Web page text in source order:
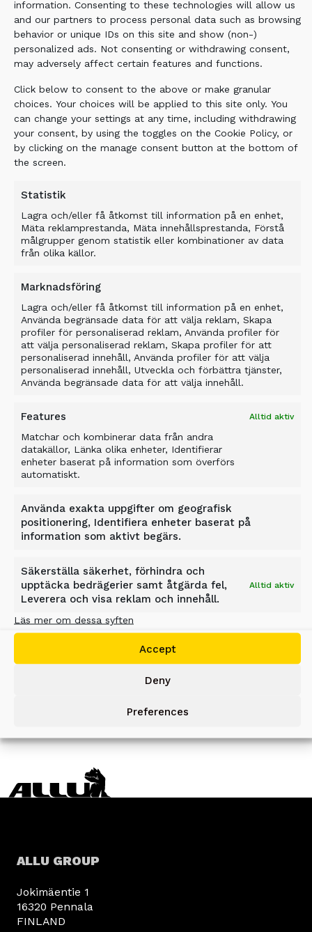
information. Consenting to these technologies will allow us
and our partners to process personal data such as browsing
behavior or unique IDs on this site and show (non-)
personalized ads. Not consenting or withdrawing consent,
may adversely affect certain features and functions.
Click below to consent to the above or make granular
choices. Your choices will be applied to this site only. You
can change your settings at any time, including withdrawing
your consent, by using the toggles on the Cookie Policy, or
by clicking on the manage consent button at the bottom of
the screen.
Statistik
Lagra och/eller få åtkomst till information på en enhet,
Mäta reklamprestanda, Mäta innehållsprestanda, Förstå
målgrupper genom statistik eller kombinationer av data
från olika källor.
Marknadsföring
Lagra och/eller få åtkomst till information på en enhet,
Använda begränsade data för att välja reklam, Skapa
profiler för personaliserad reklam, Använda profiler för
att välja personaliserad reklam, Skapa profiler för att
personaliserad innehåll, Använda profiler för att välja
personaliserad innehåll, Utveckla och förbättra tjänster,
Använda begränsade data för att välja innehåll.
Features Alltid aktiv
Matchar och kombinerar data från andra
datakällor, Länka olika enheter, Identifierar
enheter baserat på information som överförs
automatiskt.
Använda exakta uppgifter om geografisk
positionering, Identifiera enheter baserat på
information som aktivt begärs.
Säkerställa säkerhet, förhindra och
upptäcka bedrägerier samt åtgärda fel,
Leverera och visa reklam och innehåll.
Alltid aktiv
Läs mer om dessa syften
Accept
Deny
Preferences
BENEFIT
Following the solidification process the area
enabling the excavation process to proceed.
This also led to improved operational safety
on the site as well as improving the quality of
the material excavated which was to be used
for foundations on the development.
Related Products
PF TRYCKMATARE
Tryckmatare PF 7+7 NextGen
möjliggör kontinuerlig matning och
exakt dosering av torra bindemedel i
jordförbättringsprojekt.
ALLU GROUP
Jokimäentie 1
16320 Pennala
FINLAND